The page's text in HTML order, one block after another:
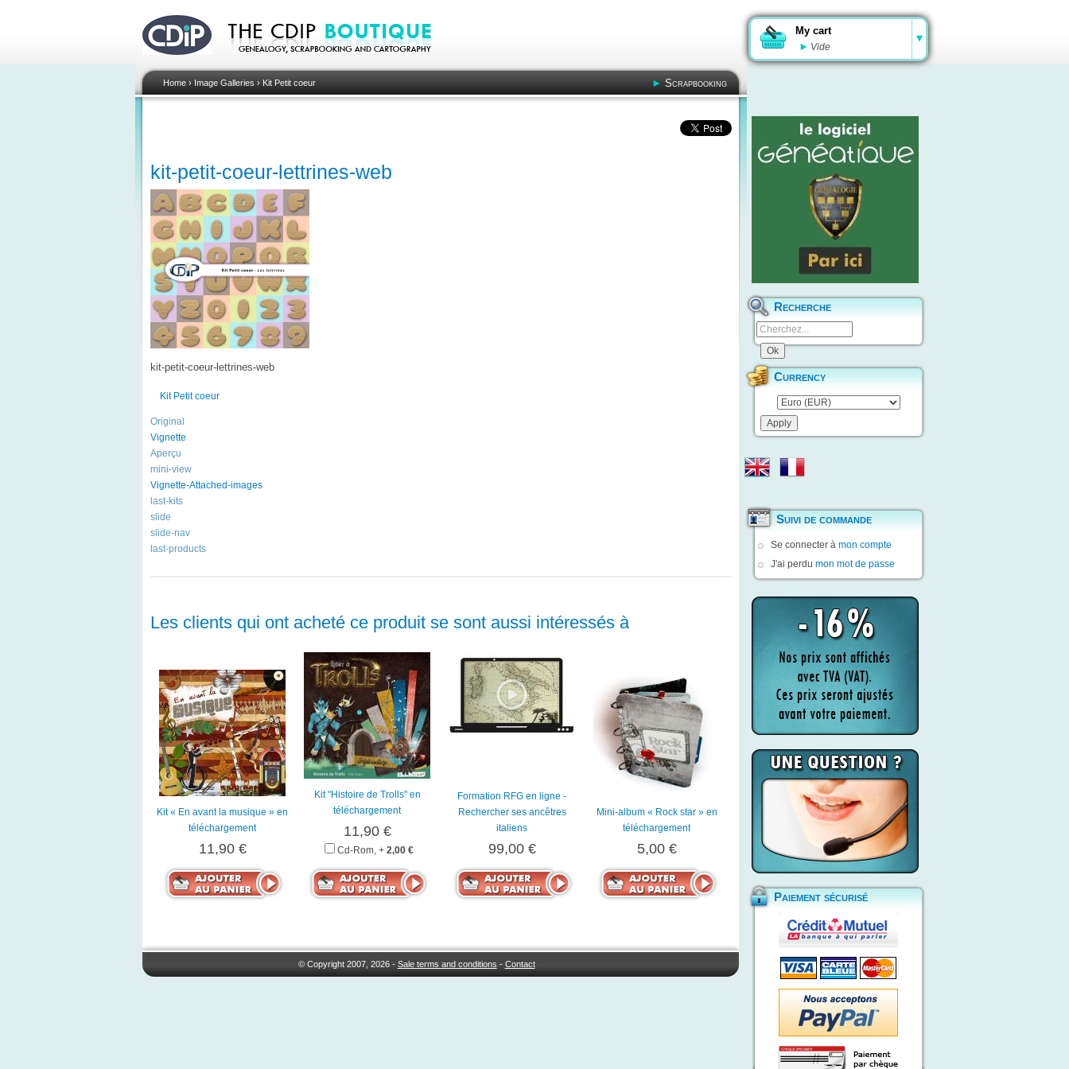
My cart
Vide
Home› Image Galleries › Kit Petit coeur Scrapbooking
kit-petit-coeur-lettrines-web
kit-petit-coeur-lettrines-web
Kit Petit coeur
Original
Vignette
Aperçu
mini-view
Vignette-Attached-images
last-kits
slide
slide-nav
last-products
Les clients qui ont acheté ce produit se sont aussi intéressés à
Kit « En avant la musique » en
téléchargement
11,90 €
Kit "Histoire de Trolls" en
téléchargement
11,90 €
Cd-Rom, + 2,00 €
Formation RFG en ligne -
Rechercher ses ancêtres
italiens
99,00 €
Mini-album « Rock star » en
téléchargement
5,00 €
© Copyright 2007, 2026 - Sale terms and conditions - Contact
Recherche
Currency
Suivi de commande
Se connecter à mon compte
J'ai perdu mon mot de passe
Paiement sécurisé